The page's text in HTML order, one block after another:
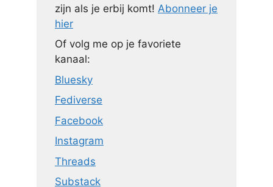
zijn als je erbij komt! Abonneer je
hier
Of volg me op je favoriete
kanaal:
Bluesky
Fediverse
Facebook
Instagram
Threads
Substack